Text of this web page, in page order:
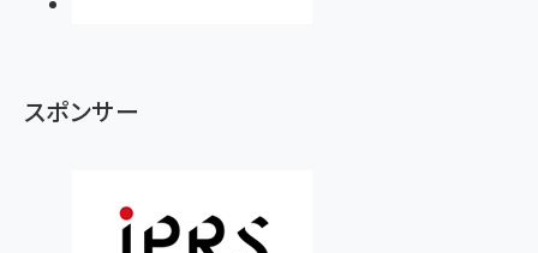
スポンサー